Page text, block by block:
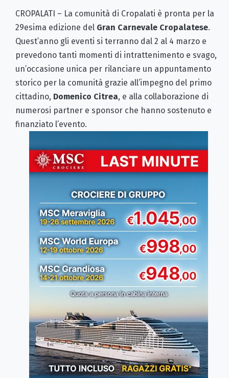
CROPALATI – La comunità di Cropalati è pronta per la
29esima edizione del Gran Carnevale Cropalatese.
Quest’anno gli eventi si terranno dal 2 al 4 marzo e
prevedono tanti momenti di intrattenimento e svago,
un’occasione unica per rilanciare un appuntamento
storico per la comunità grazie all’impegno del primo
cittadino, Domenico Citrea, e alla collaborazione di
numerosi partner e sponsor che hanno sostenuto e
finanziato l’evento.